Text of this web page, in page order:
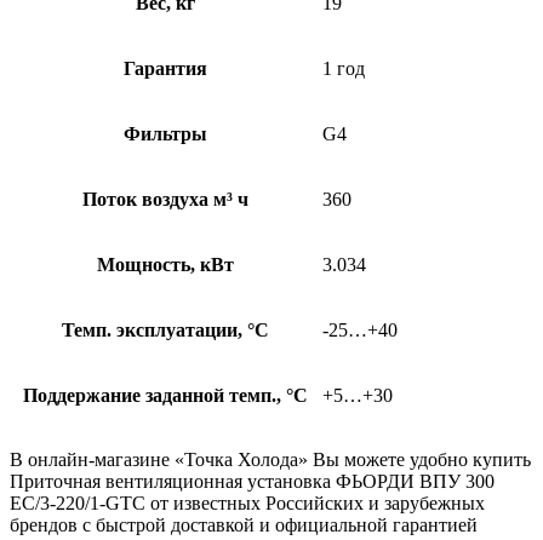
Гарантия 1 год
Фильтры G4
Поток воздуха м³ ч 360
Мощность, кВт 3.034
Темп. эксплуатации, °С -25…+40
Поддержание заданной темп., °C +5…+30
В онлайн-магазине «Точка Холода» Вы можете удобно купить
Приточная вентиляционная установка ФЬОРДИ ВПУ 300
ЕС/3-220/1-GTC от известных Российских и зарубежных
брендов с быстрой доставкой и официальной гарантией